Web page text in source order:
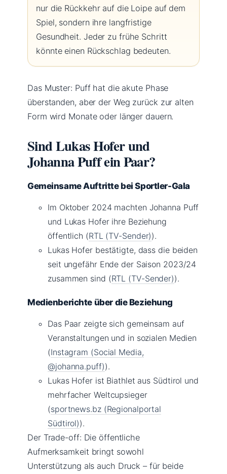
nur die Rückkehr auf die Loipe auf dem
Spiel, sondern ihre langfristige
Gesundheit. Jeder zu frühe Schritt
könnte einen Rückschlag bedeuten.
Das Muster: Puff hat die akute Phase
überstanden, aber der Weg zurück zur alten
Form wird Monate oder länger dauern.
Sind Lukas Hofer und
Johanna Puff ein Paar?
Gemeinsame Auftritte bei Sportler-Gala
Im Oktober 2024 machten Johanna Puff
und Lukas Hofer ihre Beziehung
öffentlich (RTL (TV-Sender)).
Lukas Hofer bestätigte, dass die beiden
seit ungefähr Ende der Saison 2023/24
zusammen sind (RTL (TV-Sender)).
Medienberichte über die Beziehung
Das Paar zeigte sich gemeinsam auf
Veranstaltungen und in sozialen Medien
(Instagram (Social Media,
@johanna.puff)).
Lukas Hofer ist Biathlet aus Südtirol und
mehrfacher Weltcupsieger
(sportnews.bz (Regionalportal
Südtirol)).
Der Trade-off: Die öffentliche
Aufmerksamkeit bringt sowohl
Unterstützung als auch Druck – für beide